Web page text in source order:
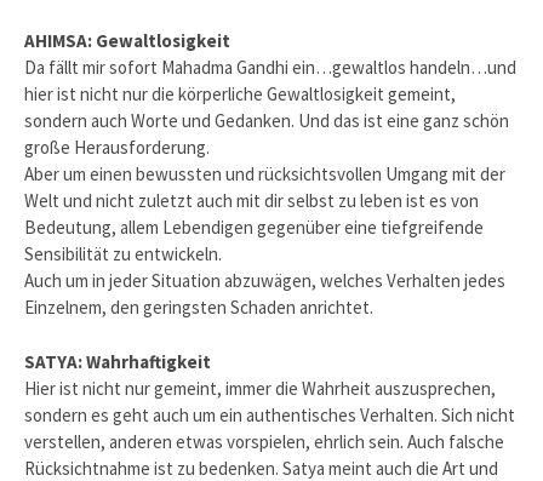
AHIMSA: Gewaltlosigkeit
Da fällt mir sofort Mahadma Gandhi ein…gewaltlos handeln…und
hier ist nicht nur die körperliche Gewaltlosigkeit gemeint,
sondern auch Worte und Gedanken. Und das ist eine ganz schön
große Herausforderung.
Aber um einen bewussten und rücksichtsvollen Umgang mit der
Welt und nicht zuletzt auch mit dir selbst zu leben ist es von
Bedeutung, allem Lebendigen gegenüber eine tiefgreifende
Sensibilität zu entwickeln.
Auch um in jeder Situation abzuwägen, welches Verhalten jedes
Einzelnem, den geringsten Schaden anrichtet.
SATYA: Wahrhaftigkeit
Hier ist nicht nur gemeint, immer die Wahrheit auszusprechen,
sondern es geht auch um ein authentisches Verhalten. Sich nicht
verstellen, anderen etwas vorspielen, ehrlich sein. Auch falsche
Rücksichtnahme ist zu bedenken. Satya meint auch die Art und